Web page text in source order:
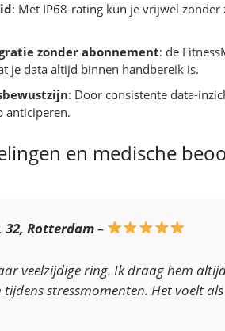
: Met IP68-rating kun je vrijwel
zonder abonnement: de
je data altijd binnen handbereik is.
: Door consistente data-
anticiperen.
en medische
32, Rotterdam–
veelzijdige ring. Ik draag hem
stressmomenten. Het voelt